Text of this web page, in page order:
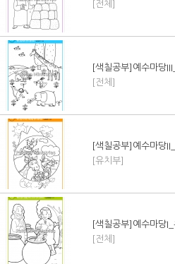
[전체]
[색칠공부]예수마당
[전체]
[색칠공부]예수마당
[유치부]
[색칠공부]예수마당
[전체]